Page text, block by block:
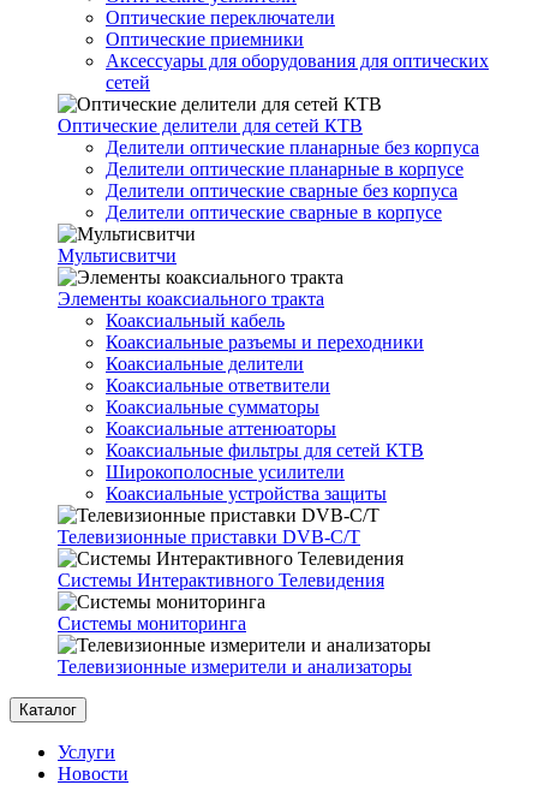
Оптические переключатели
Оптические приемники
Аксессуары для оборудования для оптических
сетей
Оптические делители для сетей КТВ
Делители оптические планарные без корпуса
Делители оптические планарные в корпусе
Делители оптические сварные без корпуса
Делители оптические сварные в корпусе
Мультисвитчи
Элементы коаксиального тракта
Коаксиальный кабель
Коаксиальные разъемы и переходники
Коаксиальные делители
Коаксиальные ответвители
Коаксиальные сумматоры
Коаксиальные аттенюаторы
Коаксиальные фильтры для сетей КТВ
Широкополосные усилители
Коаксиальные устройства защиты
Телевизионные приставки DVB-C/T
Системы Интерактивного Телевидения
Системы мониторинга
Телевизионные измерители и анализаторы
Каталог
Услуги
Новости